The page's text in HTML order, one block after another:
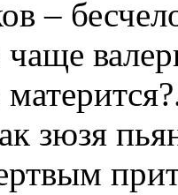
–
зюзя